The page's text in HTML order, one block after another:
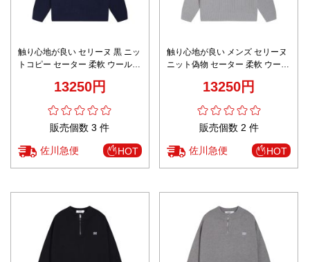
触り心地が良い セリーヌ 黒 ニッ
トコピー セーター 柔軟 ウール
13250円
販売個数 3 件
佐川急便 HOT
触り心地が良い メンズ セリーヌ
ニット偽物 セーター 柔軟 ウール
13250円
販売個数 2 件
佐川急便 HOT